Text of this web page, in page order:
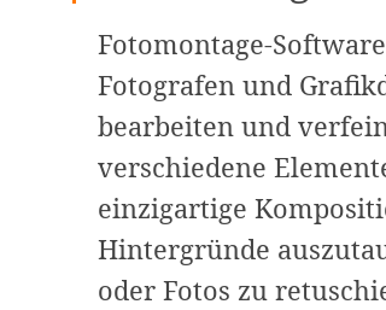
Fotomontage-
Fotografen und
bearbeiten und
verschiedene
einzigartige
Hintergründe
oder Fotos zu